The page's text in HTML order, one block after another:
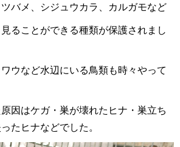
バメ、シジュウカラ、カルガモなど
ることができる種類が保護されまし
ウなど水辺にいる鳥類も時々やって
因はケガ・巣が壊れたヒナ・巣立ち
たヒナなどでした。